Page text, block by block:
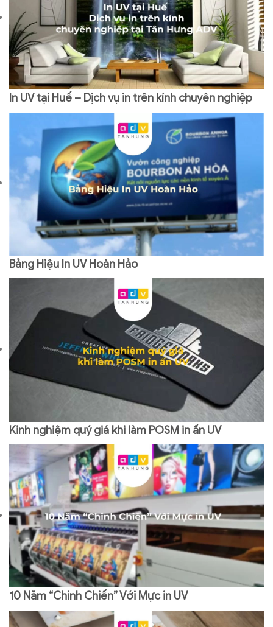
In UV tại Huế – Dịch vụ in trên kính chuyên nghiệp
Bảng Hiệu In UV Hoàn Hảo
Kinh nghiệm quý giá khi làm POSM in ấn UV
10 Năm “Chinh Chiến” Với Mực in UV